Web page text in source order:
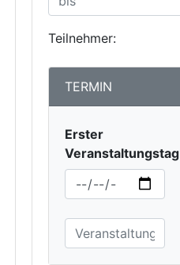
Teilnehmer:
TERMIN
Erster
Veranstaltungstag